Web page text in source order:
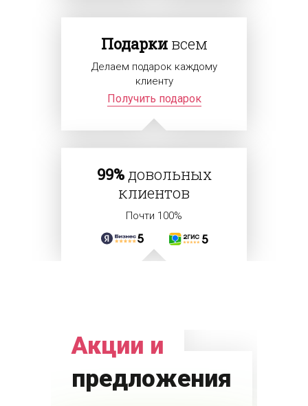
Подаркивсем
Делаем подарок каждому
клиенту
Получить подарок
99%довольных
клиентов
Почти 100%
Акции и
предложения